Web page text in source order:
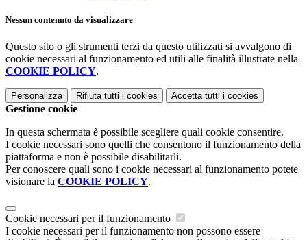
Nessun contenuto da visualizzare
Questo sito o gli strumenti terzi da questo utilizzati si avvalgono di
cookie necessari al funzionamento ed utili alle finalità illustrate nella
COOKIE POLICY.
Personalizza Rifiuta tutti i cookies Accetta tutti i cookies
Gestione cookie
In questa schermata è possibile scegliere quali cookie consentire.
I cookie necessari sono quelli che consentono il funzionamento della
piattaforma e non è possibile disabilitarli.
Per conoscere quali sono i cookie necessari al funzionamento potete
visionare la COOKIE POLICY.
Cookie necessari per il funzionamento
I cookie necessari per il funzionamento non possono essere